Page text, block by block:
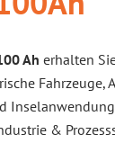
Ah erhalten
Fahrzeuge,
&